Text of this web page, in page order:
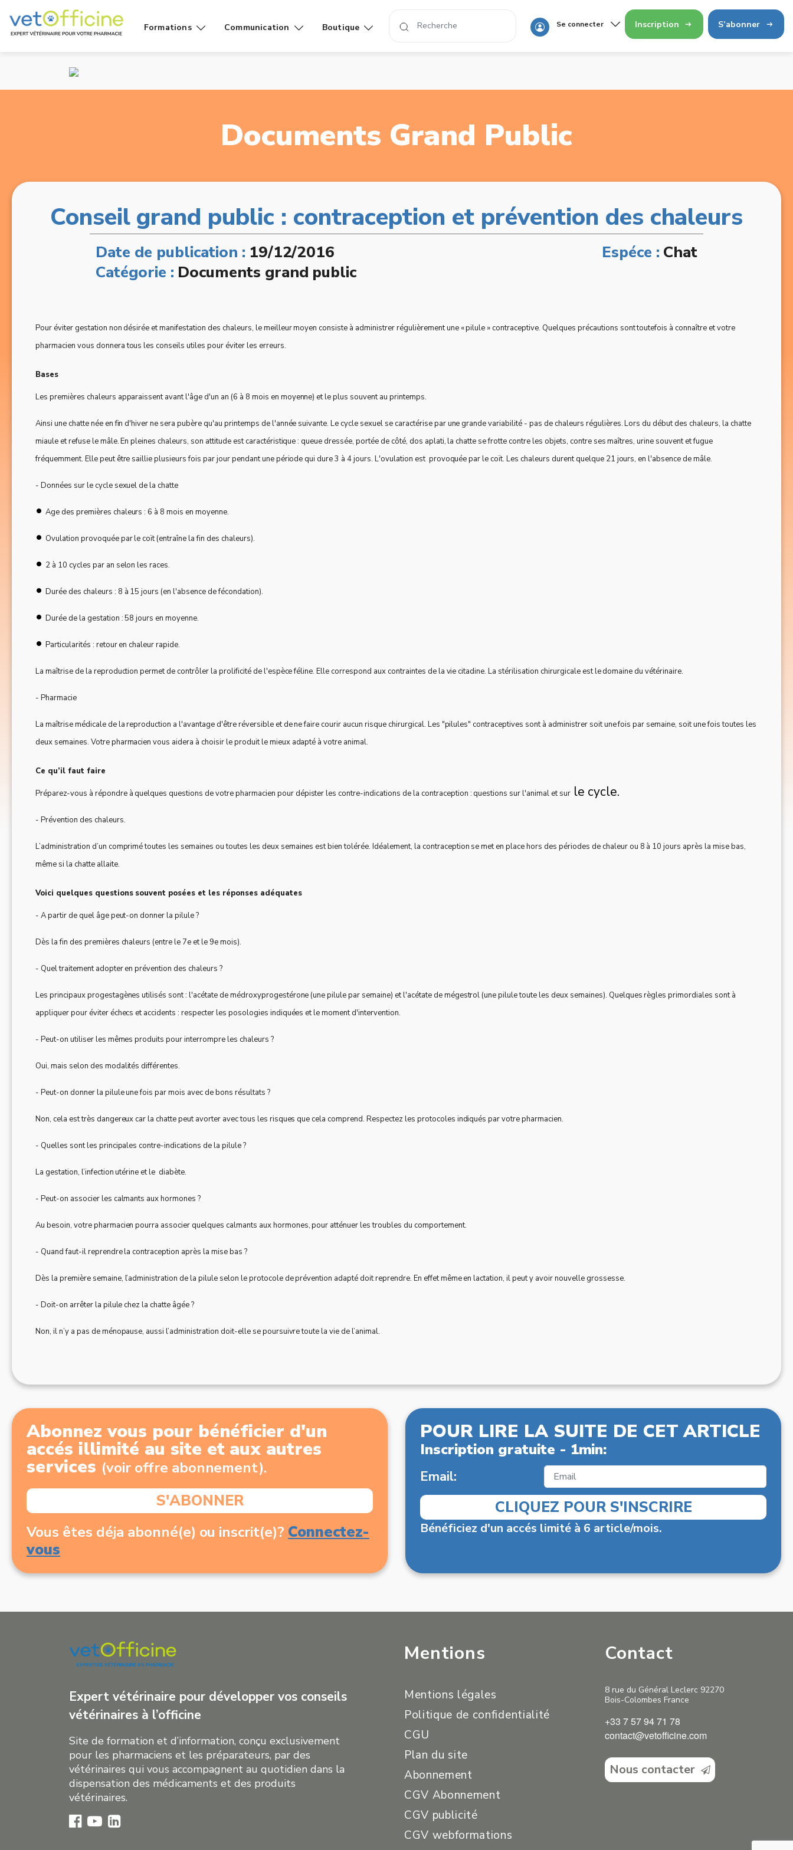
Formations
Cas de
Communication
Fiches
Boutique
Livres
Se connecter Inscription S’abonner
Documents Grand Public
Conseil grand public : contraception et prévention des chaleurs
Date de publication : 19/12/2016 Espéce : Chat
Catégorie : Documents grand public
Pour éviter gestation non désirée et manifestation des chaleurs, le meilleur moyen consiste à administrer régulièrement une « pilule » contraceptive. Quelques précautions sont toutefois à connaître et votre
pharmacien vous donnera tous les conseils utiles pour éviter les erreurs.
Bases
Les premières chaleurs apparaissent avant l'âge d'un an (6 à 8 mois en moyenne) et le plus souvent au printemps.
Ainsi une chatte née en fin d'hiver ne sera pubère qu'au printemps de l'année suivante. Le cycle sexuel se caractérise par une grande variabilité - pas de chaleurs régulières. Lors du début des chaleurs, la chatte
miaule et refuse le mâle. En pleines chaleurs, son attitude est caractéristique : queue dressée, portée de côté, dos aplati, la chatte se frotte contre les objets, contre ses maîtres, urine souvent et fugue
fréquemment. Elle peut être saillie plusieurs fois par jour pendant une période qui dure 3 à 4 jours. L'ovulation est provoquée par le coït. Les chaleurs durent quelque 21 jours, en l'absence de mâle.
- Données sur le cycle sexuel de la chatte
• Age des premières chaleurs : 6 à 8 mois en moyenne.
• Ovulation provoquée par le coït (entraîne la fin des chaleurs).
• 2 à 10 cycles par an selon les races.
• Durée des chaleurs : 8 à 15 jours (en l'absence de fécondation).
• Durée de la gestation : 58 jours en moyenne.
• Particularités : retour en chaleur rapide.
La maîtrise de la reproduction permet de contrôler la prolificité de l'espèce féline. Elle correspond aux contraintes de la vie citadine. La stérilisation chirurgicale est le domaine du vétérinaire.
- Pharmacie
La maîtrise médicale de la reproduction a l'avantage d'être réversible et de ne faire courir aucun risque chirurgical. Les "pilules" contraceptives sont à administrer soit une fois par semaine, soit une fois toutes les
deux semaines. Votre pharmacien vous aidera à choisir le produit le mieux adapté à votre animal.
Ce qu’il faut faire
Préparez-vous à répondre à quelques questions de votre pharmacien pour dépister les contre-indications de la contraception : questions sur l'animal et surle cycle.
- Prévention des chaleurs.
L’administration d’un comprimé toutes les semaines ou toutes les deux semaines est bien tolérée. Idéalement, la contraception se met en place hors des périodes de chaleur ou 8 à 10 jours après la mise bas,
même si la chatte allaite.
Voici quelques questions souvent posées et les réponses adéquates
- A partir de quel âge peut-on donner la pilule ?
Dès la fin des premières chaleurs (entre le 7e et le 9e mois).
- Quel traitement adopter en prévention des chaleurs ?
Les principaux progestagènes utilisés sont : l'acétate de médroxyprogestérone (une pilule par semaine) et l'acétate de mégestrol (une pilule toute les deux semaines). Quelques règles primordiales sont à
appliquer pour éviter échecs et accidents : respecter les posologies indiquées et le moment d'intervention.
- Peut-on utiliser les mêmes produits pour interrompre les chaleurs ?
Oui, mais selon des modalités différentes.
- Peut-on donner la pilule une fois par mois avec de bons résultats ?
Non, cela est très dangereux car la chatte peut avorter avec tous les risques que cela comprend. Respectez les protocoles indiqués par votre pharmacien.
- Quelles sont les principales contre-indications de la pilule ?
La gestation, l’infection utérine et le diabète.
- Peut-on associer les calmants aux hormones ?
Au besoin, votre pharmacien pourra associer quelques calmants aux hormones, pour atténuer les troubles du comportement.
- Quand faut-il reprendre la contraception après la mise bas ?
Dès la première semaine, l’administration de la pilule selon le protocole de prévention adapté doit reprendre. En effet même en lactation, il peut y avoir nouvelle grossesse.
- Doit-on arrêter la pilule chez la chatte âgée ?
Non, il n’y a pas de ménopause, aussi l’administration doit-elle se poursuivre toute la vie de l’animal.
Abonnez vous pour bénéficier d'un
accés illimité au site et aux autres
services (voir offre abonnement).
S'ABONNER
Vous êtes déja abonné(e) ou inscrit(e)? Connectez-
vous
POUR LIRE LA SUITE DE CET ARTICLE
Inscription gratuite - 1min:
Email:
CLIQUEZ POUR S'INSCRIRE
Bénéficiez d'un accés limité à 6 article/mois.
Expert vétérinaire pour développer vos conseils
vétérinaires à l’officine
Site de formation et d’information, conçu exclusivement
pour les pharmaciens et les préparateurs, par des
vétérinaires qui vous accompagnent au quotidien dans la
dispensation des médicaments et des produits
vétérinaires.
Mentions
Mentions légales
Politique de confidentialité
CGU
Plan du site
Abonnement
CGV Abonnement
CGV publicité
CGV webformations
Contact
8 rue du Général Leclerc 92270
Bois-Colombes France
+33 7 57 94 71 78
contact@vetofficine.com
Nous contacter